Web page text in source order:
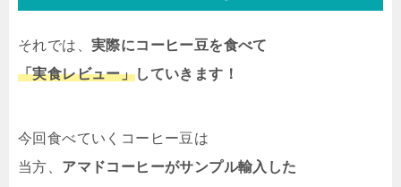
それでは、 実際にコーヒー豆を食べて
「実食レビュー」していきます！
今回食べていくコーヒー豆は
当方、 アマドコーヒーがサンプル輸入した